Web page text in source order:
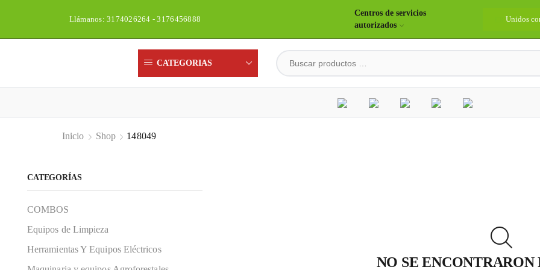
Llámanos: 3174026264 - 3176456888
Centros de servicios
autorizados
Unidos
CATEGORIAS
Inicio Shop 148049
NO SE ENCONTRARON
CATEGORÍAS
COMBOS
Equipos de Limpieza
Herramientas Y Equipos Eléctricos